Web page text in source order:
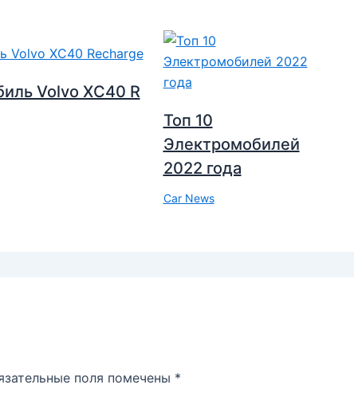
Volvo XC40 R
Топ 10
Электромобилей
2022 года
Car News
поля помечены *